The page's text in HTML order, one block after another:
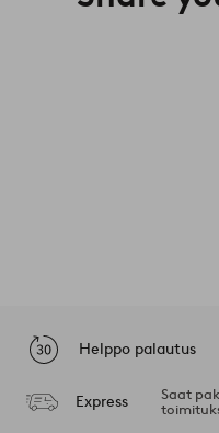
Helppo palautus
Express
Saat